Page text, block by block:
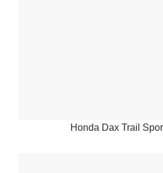
Honda Dax Trail